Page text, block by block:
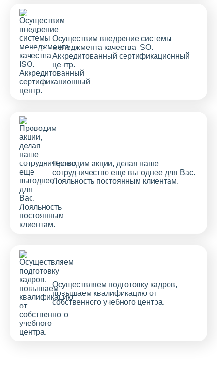
Осуществим внедрение системы
менеджмента качества ISO.
Аккредитованный сертификационный
центр.
Проводим акции, делая наше
сотрудничество еще выгоднее для Вас.
Лояльность постоянным клиентам.
Осуществляем подготовку кадров,
повышаем квалификацию от
собственного учебного центра.